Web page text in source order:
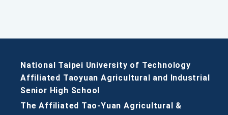
National Taipei University of Technology
Affiliated Taoyuan Agricultural and Industrial
Senior High School
The Affiliated Tao-Yuan Agricultural &